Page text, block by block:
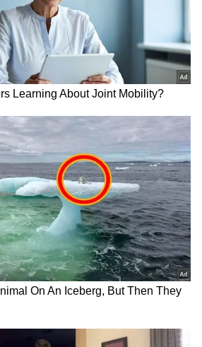
Tirumala Devotees: ತಿರುಮಲ
ಕ್ಯೂಲೈನ್‌ನಲ್ಲಿ ಭಕ್ತರ ಕಷ್ಟಗಳಿಗೆ
ಚೆಕ್‌ಮೇಟ್; ಇನ್ಮೇಲೆ ಕಾಯೋದಕ್ಕೆ
ಬ್ರೇಕ್, ಶೀಘ್ರ ದರ್ಶನ!
ಮಕ್ಕಳ ಲಂಚ್ ಬಾಕ್ಸ್ ಚೆಕ್
ಮಾಡಿದ ಶಿಕ್ಷಕಿಗೆ ಫುಲ್ ಶಾಕ್!
ಎಲ್ಲರ ಮನೆಯಲ್ಲೂ ಟಿಫನ್‌ ಇದೇ..
ಪೋಷಕರ ಪರವಾಗಿ ನಿಂತ
ನೆಟ್ಟಿಗರು
ಪ್ರಾಣ":
ಶೆಟ್ಟಿ | Rishab